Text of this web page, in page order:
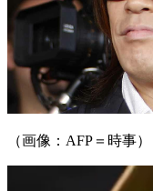
（画像：AFP＝時事）